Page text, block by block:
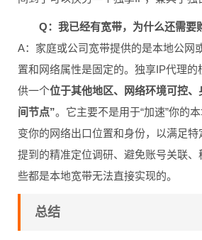
Q：我已经有宽带，为什么还需要
A：家庭或公司宽带提供的是本地公网
置和网络属性是固定的。独享IP代理的
供一个位于其他地区、网络环境可控
间节点”。它主要不是用于“加速”你的
变你的网络出口位置和身份，以满足
提到的精准定位调研、避免账号关联
些都是本地宽带无法直接实现的。
总结